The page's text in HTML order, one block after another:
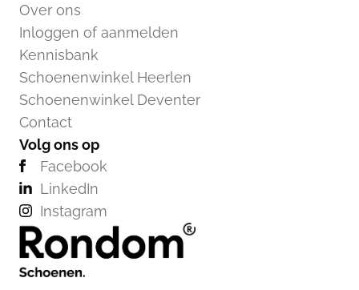
Over ons
Inloggen of aanmelden
Kennisbank
Schoenenwinkel Heerlen
Schoenenwinkel Deventer
Contact
Volg ons op
Facebook
LinkedIn
Instagram